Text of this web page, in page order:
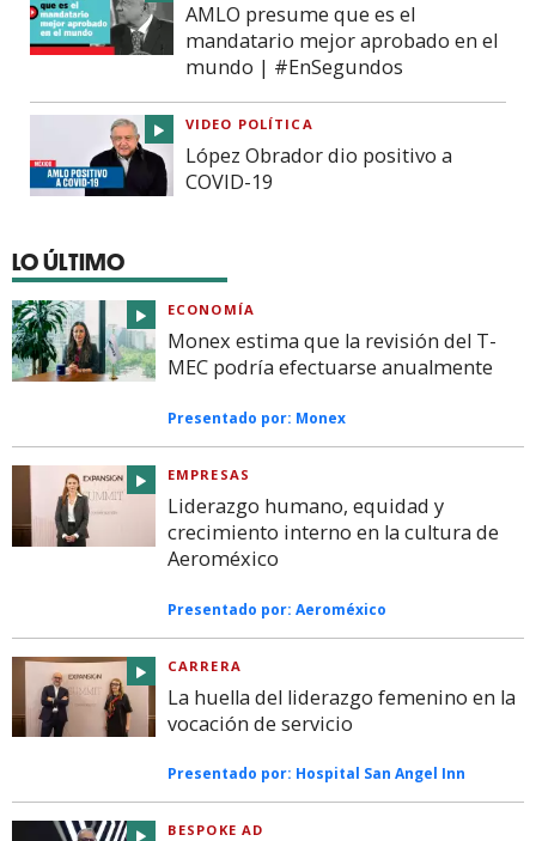
AMLO presume que es el
mandatario mejor aprobado en el
mundo | #EnSegundos
VIDEO POLÍTICA
López Obrador dio positivo a
COVID-19
LO ÚLTIMO
ECONOMÍA
Monex estima que la revisión del T-
MEC podría efectuarse anualmente
Presentado por: Monex
EMPRESAS
Liderazgo humano, equidad y
crecimiento interno en la cultura de
Aeroméxico
Presentado por: Aeroméxico
CARRERA
La huella del liderazgo femenino en la
vocación de servicio
Presentado por: Hospital San Angel Inn
BESPOKE AD